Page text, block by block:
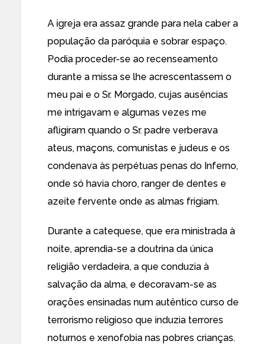
A igreja era assaz grande para nela caber a
população da paróquia e sobrar espaço.
Podia proceder-se ao recenseamento
durante a missa se lhe acrescentassem o
meu pai e o Sr. Morgado, cujas ausências
me intrigavam e algumas vezes me
afligiram quando o Sr. padre verberava
ateus, maçons, comunistas e judeus e os
condenava às perpétuas penas do Inferno,
onde só havia choro, ranger de dentes e
azeite fervente onde as almas frigiam.
Durante a catequese, que era ministrada à
noite, aprendia-se a doutrina da única
religião verdadeira, a que conduzia à
salvação da alma, e decoravam-se as
orações ensinadas num autêntico curso de
terrorismo religioso que induzia terrores
noturnos e xenofobia nas pobres crianças.